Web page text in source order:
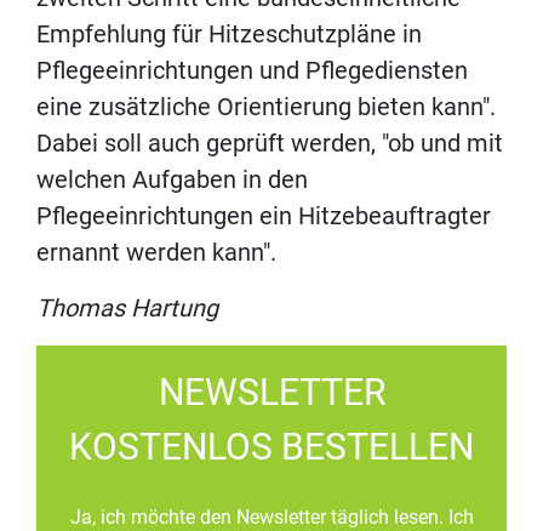
Empfehlung für Hitzeschutzpläne in
Pflegeeinrichtungen und Pflegediensten
eine zusätzliche Orientierung bieten kann".
Dabei soll auch geprüft werden, "ob und mit
welchen Aufgaben in den
Pflegeeinrichtungen ein Hitzebeauftragter
ernannt werden kann".
Thomas Hartung
NEWSLETTER
KOSTENLOS BESTELLEN
Ja, ich möchte den Newsletter täglich lesen. Ich